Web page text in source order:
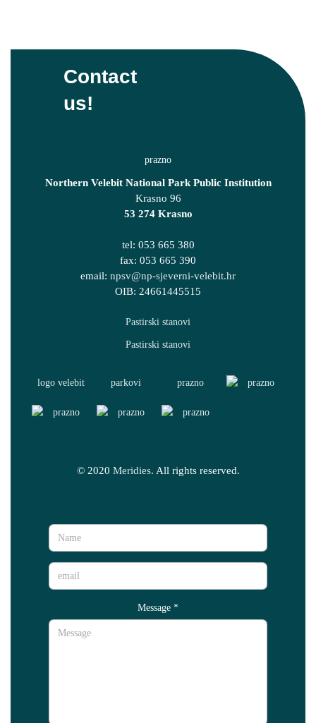
Contact
us!
Northern Velebit National Park Public Institution
Krasno 96
53 274 Krasno
tel: 053 665 380
fax: 053 665 390
email: npsv@np-sjeverni-velebit.hr
OIB: 24661445515
© 2020 Meridies. All rights reserved.
Message*